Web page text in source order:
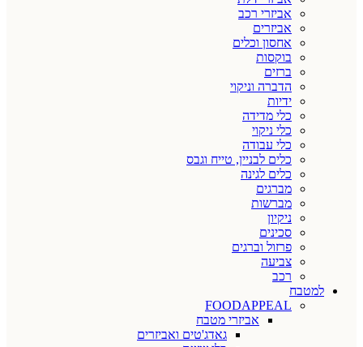
אביזרי רכב
אביזרים
אחסון וכלים
בוקסות
ברזים
הדברה וניקוי
ידיות
כלי מדידה
כלי ניקוי
כלי עבודה
כלים לבניין, טייח וגבס
כלים לגינה
מברגים
מברשות
ניקיון
סכינים
פרזול וברגים
צביעה
רכב
למטבח
FOODAPPEAL
אביזרי מטבח
גאדג'טים ואביזרים